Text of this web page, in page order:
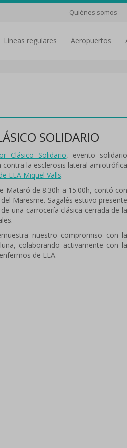
Quiénes somos
líneas regulares aeropuertos
SOLIDARIO
Clásico Solidario, evento solidario
contra la esclerosis lateral amiotrófica
ELA Miquel Valls.
Mataró de 8.30h a 15.00h, contó con
Maresme. Sagalés estuvo presente
una carrocería clásica cerrada de la
nuestro compromiso con la
colaborando activamente con la
de ELA.